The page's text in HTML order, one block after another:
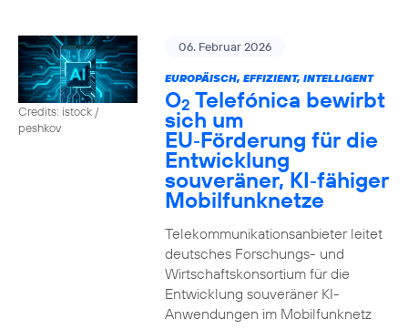
Credits: istock /
peshkov
06. Februar 2026
EUROPÄISCH, EFFIZIENT, INTELLIGENT
O2 Telefónica bewirbt
sich um
EU‑Förderung für die
Entwicklung
souveräner, KI‑fähiger
Mobilfunknetze
Telekommunikationsanbieter leitet
deutsches Forschungs- und
Wirtschaftskonsortium für die
Entwicklung souveräner KI-
Anwendungen im Mobilfunknetz